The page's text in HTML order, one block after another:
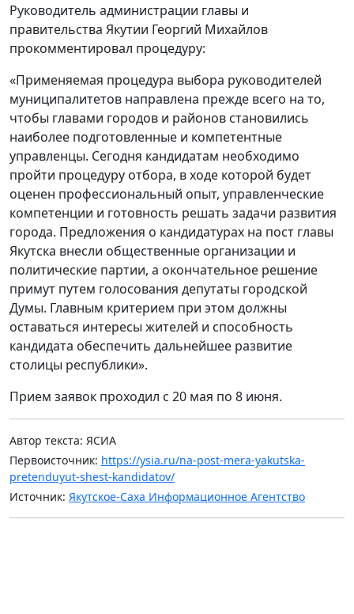
Руководитель администрации главы и
правительства Якутии Георгий Михайлов
прокомментировал процедуру:
«Применяемая процедура выбора руководителей
муниципалитетов направлена прежде всего на то,
чтобы главами городов и районов становились
наиболее подготовленные и компетентные
управленцы. Сегодня кандидатам необходимо
пройти процедуру отбора, в ходе которой будет
оценен профессиональный опыт, управленческие
компетенции и готовность решать задачи развития
города. Предложения о кандидатурах на пост главы
Якутска внесли общественные организации и
политические партии, а окончательное решение
примут путем голосования депутаты городской
Думы. Главным критерием при этом должны
оставаться интересы жителей и способность
кандидата обеспечить дальнейшее развитие
столицы республики».
Прием заявок проходил с 20 мая по 8 июня.
Автор текста: ЯСИА
Первоисточник: https://ysia.ru/na-post-mera-yakutska-
pretenduyut-shest-kandidatov/
Источник: Якутское-Саха Информационное Агентство